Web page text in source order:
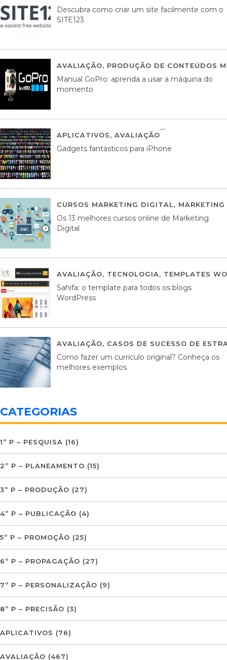
Descubra como criar um site facilmente com o
SITE123
AVALIAÇÃO, PRODUÇÃO DE CONTEÚDOS
Manual GoPro: aprenda a usar a máquina do
momento
APLICATIVOS, AVALIAÇÃO
Gadgets fantásticos para iPhone
CURSOS MARKETING DIGITAL,
Os 13 melhores cursos online de Marketing
Digital
AVALIAÇÃO, TECNOLOGIA, TEMPLATES
Sahifa: o template para todos os blogs
WordPress
AVALIAÇÃO, CASOS DE SUCESSO DE
Como fazer um currículo original? Conheça os
melhores exemplos
CATEGORIAS
1º P – PESQUISA (16)
2º P – PLANEAMENTO (15)
3º P – PRODUÇÃO (27)
4º P – PUBLICAÇÃO (4)
5º P – PROMOÇÃO (25)
6º P – PROPAGAÇÃO (27)
7º P – PERSONALIZAÇÃO (9)
8º P – PRECISÃO (3)
APLICATIVOS (76)
AVALIAÇÃO (467)